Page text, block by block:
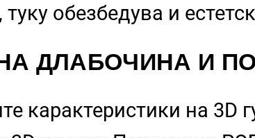
туку обезбедува и
ДЛАБОЧИНА И
карактеристики на 3D